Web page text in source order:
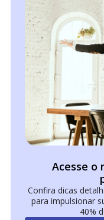
Acesse
Confira dicas
para impulsionar
40%